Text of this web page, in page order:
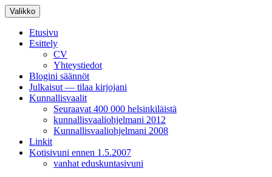
Siirry
sisältöön
Valikko
Etusivu
Esittely
CV
Yhteystiedot
Blogini säännöt
Julkaisut — tilaa kirjojani
Kunnallisvaalit
Seuraavat 400 000 helsinkiläistä
kunnallisvaaliohjelmani 2012
Kunnallisvaaliohjelmani 2008
Linkit
Kotisivuni ennen 1.5.2007
vanhat eduskuntasivuni